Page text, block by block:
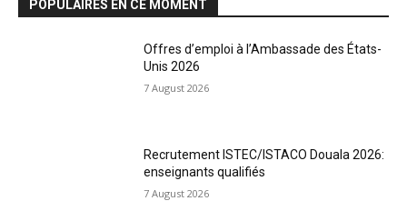
POPULAIRES EN CE MOMENT
Offres d’emploi à l’Ambassade des États-
Unis 2026
7 August 2026
Recrutement ISTEC/ISTACO Douala 2026:
enseignants qualifiés
7 August 2026